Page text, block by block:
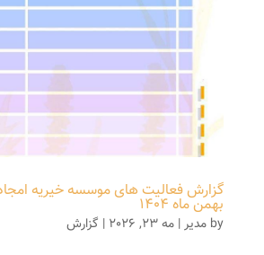
گزارش فعالیت های موسسه خیریه
بهمن ماه 1404
by مدیر| مه 23, 2026 | گزارش